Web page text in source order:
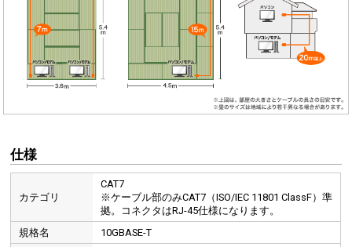
仕様
カテゴリ
CAT7
※ケーブル部のみCAT7（ISO/IEC 11801 ClassF）準
拠。コネクタはRJ-45仕様になります。
規格名
10GBASE-T